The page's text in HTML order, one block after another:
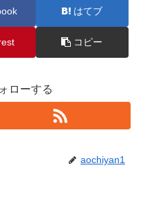
はてブ
コピー
ローする
aochiyan1